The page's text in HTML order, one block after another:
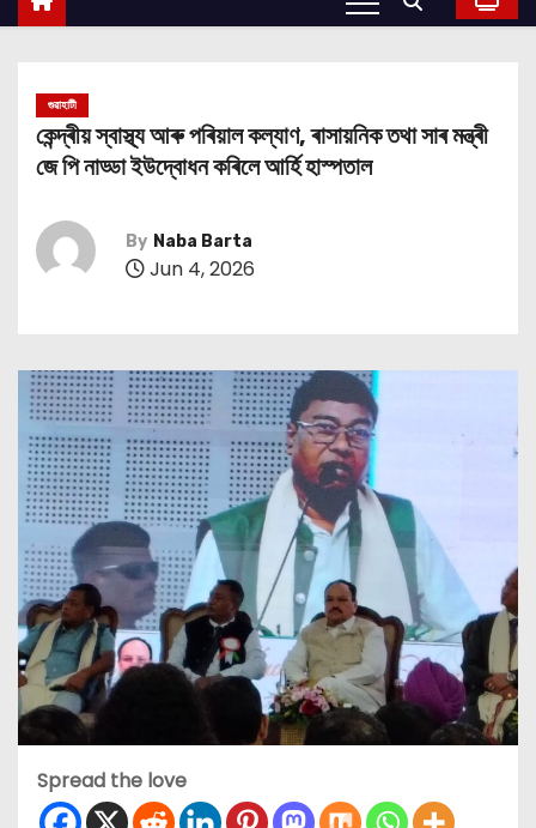
গুৱাহাটী
কেন্দ্ৰীয় স্বাস্থ্য আৰু পৰিয়াল কল্যাণ, ৰাসায়নিক তথা সাৰ মন্ত্ৰী
জে পি নাড্ডা ইউদ্বোধন কৰিলে আৰ্হি হাস্পতাল
By Naba Barta
Jun 4, 2026
Spread the love